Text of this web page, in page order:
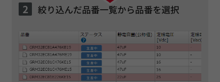
2 絞り込んだ品番一覧から品番を選択